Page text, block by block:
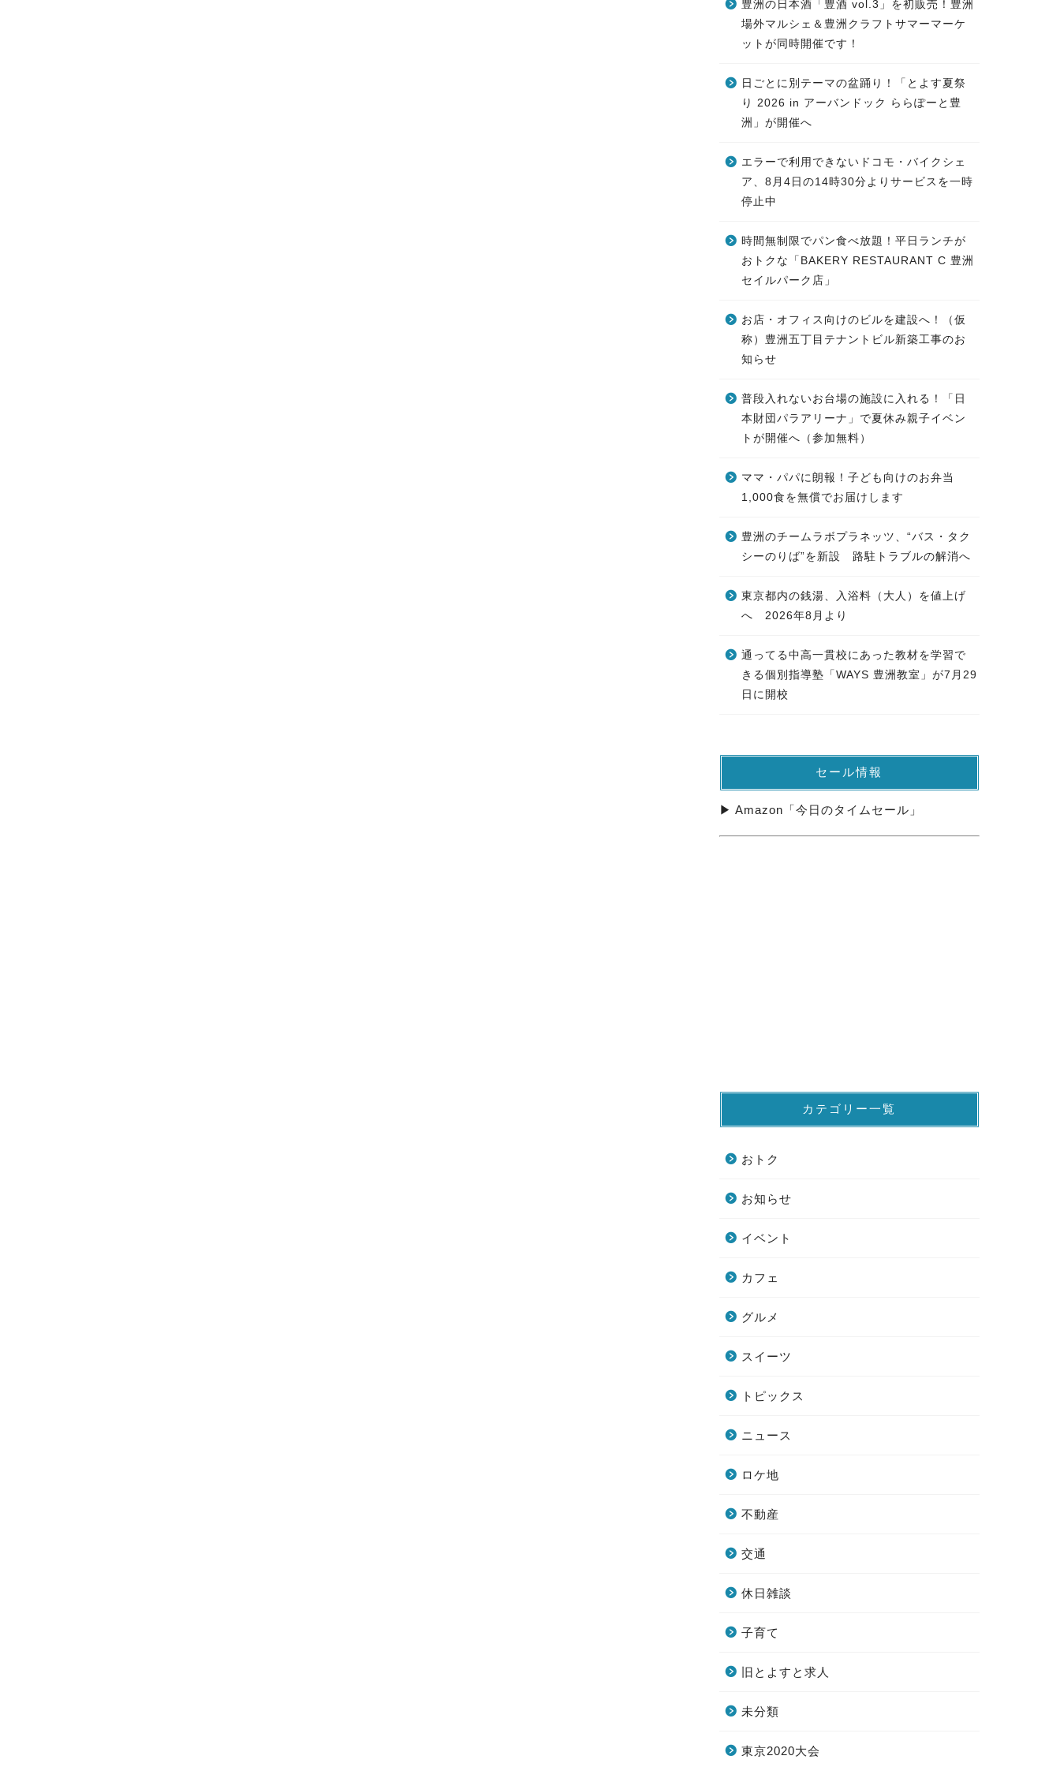
豊洲の日本酒「豊酒 vol.3」を初販売！豊洲
場外マルシェ＆豊洲クラフトサマーマーケ
ットが同時開催です！
日ごとに別テーマの盆踊り！「とよす夏祭
り 2026 in アーバンドック ららぽーと豊
洲」が開催へ
エラーで利用できないドコモ・バイクシェ
ア、8月4日の14時30分よりサービスを一時
停止中
時間無制限でパン食べ放題！平日ランチが
おトクな「BAKERY RESTAURANT C 豊洲
セイルパーク店」
お店・オフィス向けのビルを建設へ！（仮
称）豊洲五丁目テナントビル新築工事のお
知らせ
普段入れないお台場の施設に入れる！「日
本財団パラアリーナ」で夏休み親子イベン
トが開催へ（参加無料）
ママ・パパに朗報！子ども向けのお弁当
1,000食を無償でお届けします
豊洲のチームラボプラネッツ、“バス・タク
シーのりば”を新設 路駐トラブルの解消へ
東京都内の銭湯、入浴料（大人）を値上げ
へ 2026年8月より
通ってる中高一貫校にあった教材を学習で
きる個別指導塾「WAYS 豊洲教室」が7月29
日に開校
セール情報
▶ Amazon「今日のタイムセール」
カテゴリー一覧
おトク
お知らせ
イベント
カフェ
グルメ
スイーツ
トピックス
ニュース
ロケ地
不動産
交通
休日雑談
子育て
旧とよすと求人
未分類
東京2020大会